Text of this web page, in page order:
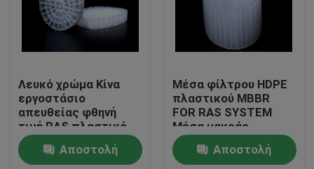
Σπίτι
Λευκό χρώμα Κίνα
εργοστάσιο
απευθείας φθηνή
τιμή RAS πλαστικό
φίλτρο μέσο K5
Αποστολή
Μέσα φίλτρου HDPE
πλαστικού MBBR
FOR RAS SYSTEM
Μέσα μακράς
διάρκειας ζωής
Αποστολή